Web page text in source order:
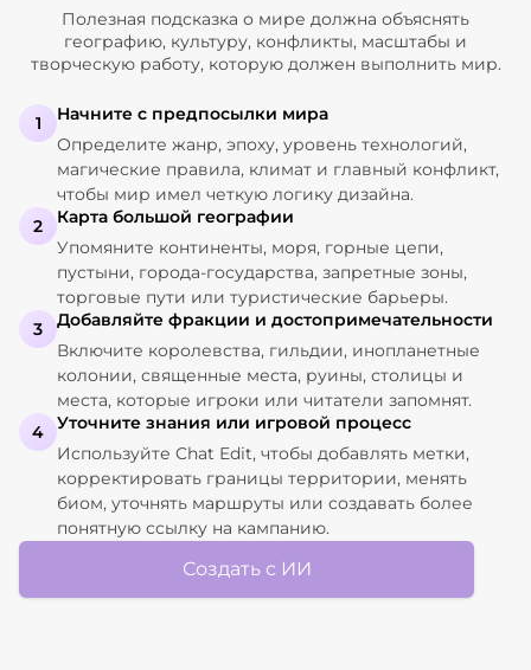
Полезная подсказка о мире должна объяснять
географию, культуру, конфликты, масштабы и
творческую работу, которую должен выполнить мир.
1
Начните с предпосылки мира
Определите жанр, эпоху, уровень технологий,
магические правила, климат и главный конфликт,
чтобы мир имел четкую логику дизайна.
2
Карта большой географии
Упомяните континенты, моря, горные цепи,
пустыни, города-государства, запретные зоны,
торговые пути или туристические барьеры.
3
Добавляйте фракции и достопримечательности
Включите королевства, гильдии, инопланетные
колонии, священные места, руины, столицы и
места, которые игроки или читатели запомнят.
4
Уточните знания или игровой процесс
Используйте Chat Edit, чтобы добавлять метки,
корректировать границы территории, менять
биом, уточнять маршруты или создавать более
понятную ссылку на кампанию.
Создать с ИИ